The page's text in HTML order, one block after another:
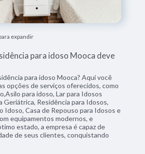
expandir
para idoso Mooca deve
para idoso Mooca? Aqui você
opções de serviços oferecidos, como
para idoso, Lar para Idosos
Geriátrica, Residência para Idosos,
Idoso, Casa de Repouso para Idosos e
equipamentos modernos, e
estado, a empresa é capaz de
de seus clientes, conquistando